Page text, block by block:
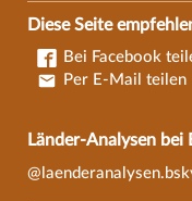
Diese Seite
Bei Facebook
Per E-Mail teilen
Länder-Analysen bei